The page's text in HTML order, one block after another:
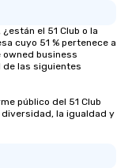
el 51 Club o la
cuyo 51 % pertenece a
business
de las siguientes
público del 51 Club
la igualdad y